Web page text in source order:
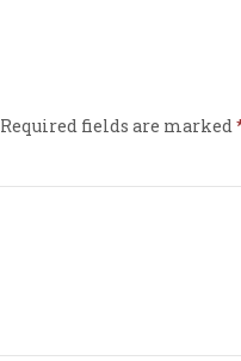
Required fields are marked